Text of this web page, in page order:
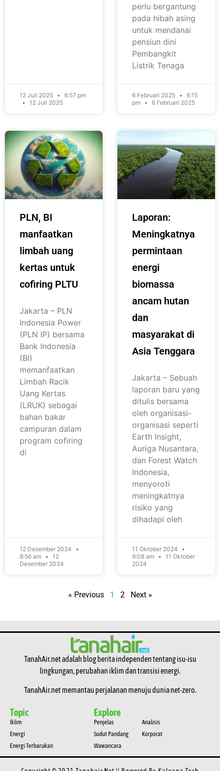
12 Juli 2025
6:57 pm
12 Juli 2025
perlu bergantung
pada hibah asing
untuk mendanai
pensiun dini
Pembangkit
Listrik Tenaga
6 Februari 2025
6:15
pm
6 Februari 2025
PLN, BI
manfaatkan
limbah uang
kertas untuk
cofiring PLTU
Jakarta – PLN
Indonesia Power
(PLN IP) bersama
Bank Indonesia
(BI)
memanfaatkan
Limbah Racik
Uang Kertas
(LRUK) sebagai
bahan bakar
campuran dalam
program cofiring
di
12 Desember 2024
8:56 am
12
Desember 2024
Laporan:
Meningkatnya
permintaan
energi
biomassa
ancam hutan
dan
masyarakat di
Asia Tenggara
Jakarta – Sebuah
laporan baru yang
ditulis bersama
oleh organisasi-
organisasi seperti
Earth Insight,
Auriga Nusantara,
dan Forest Watch
Indonesia,
menyoroti
meningkatnya
risiko yang
dihadapi oleh
11 Oktober 2024
9:08 am
11 Oktober
2024
« Previous 1 2 Next »
TanahAir.net adalah blog berita independen tentang isu-isu
lingkungan, perubahan iklim dan transisi energi.
TanahAir.net memantau perjalanan menuju dunia net-zero.
Topic
Iklim
Energi
Energi Terbarukan
Explore
Penjelas
Sudut Pandang
Wawancara
Analisis
Korporat